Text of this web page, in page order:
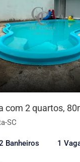
com 2 quartos,
SC
Banheiros 1